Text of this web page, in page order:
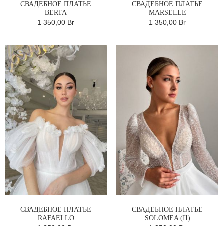
СВАДЕБНОЕ ПЛАТЬЕ
BERTA
1 350,00 Br
СВАДЕБНОЕ ПЛАТЬЕ
MARSELLE
1 350,00 Br
СВАДЕБНОЕ ПЛАТЬЕ
RAFAELLO
СВАДЕБНОЕ ПЛАТЬЕ
SOLOMEA (II)